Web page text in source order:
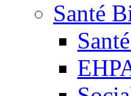
Santé